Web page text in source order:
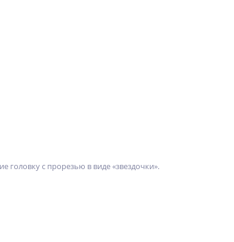
с прорезью в виде «звездочки».